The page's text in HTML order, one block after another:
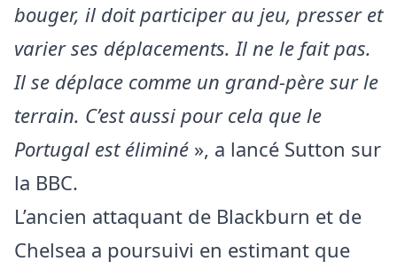
bouger, il doit participer au jeu, presser et
varier ses déplacements. Il ne le fait pas.
Il se déplace comme un grand-père sur le
terrain. C’est aussi pour cela que le
Portugal est éliminé », a lancé Sutton sur
la BBC.
L’ancien attaquant de Blackburn et de
Chelsea a poursuivi en estimant que